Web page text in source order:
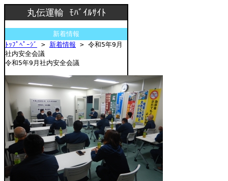
丸伝運輸 ﾓﾊﾞｲﾙｻｲﾄ
新着情報
ﾄｯﾌﾟﾍﾟｰｼﾞ
> 新着情報 > 令和5年9月
社内安全会議
令和5年9月社内安全会議